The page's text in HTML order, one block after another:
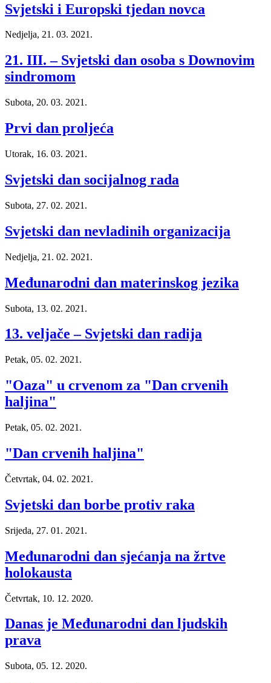
Svjetski i Europski tjedan novca
Nedjelja, 21. 03. 2021.
21. III. – Svjetski dan osoba s Downovim
sindromom
Subota, 20. 03. 2021.
Prvi dan proljeća
Utorak, 16. 03. 2021.
Svjetski dan socijalnog rada
Subota, 27. 02. 2021.
Svjetski dan nevladinih organizacija
Nedjelja, 21. 02. 2021.
Međunarodni dan materinskog jezika
Subota, 13. 02. 2021.
13. veljače – Svjetski dan radija
Petak, 05. 02. 2021.
"Oaza" u crvenom za "Dan crvenih
haljina"
Petak, 05. 02. 2021.
"Dan crvenih haljina"
Četvrtak, 04. 02. 2021.
Svjetski dan borbe protiv raka
Srijeda, 27. 01. 2021.
Međunarodni dan sjećanja na žrtve
holokausta
Četvrtak, 10. 12. 2020.
Danas je Međunarodni dan ljudskih
prava
Subota, 05. 12. 2020.